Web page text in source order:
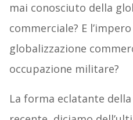
mai conosciuto della
commerciale? E
globalizzazione
occupazione militare?
La forma eclatante